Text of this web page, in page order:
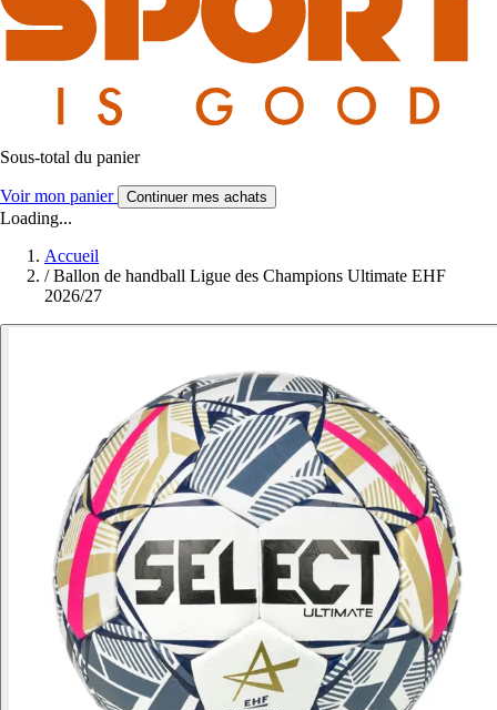
Sous-total du panier
Voir mon panier Continuer mes achats
Loading...
Accueil
/ Ballon de handball Ligue des Champions Ultimate EHF
2026/27